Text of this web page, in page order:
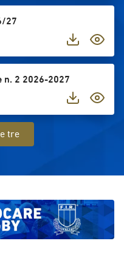
27
n. 2 2026-2027
tre